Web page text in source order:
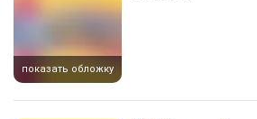
показать обложку